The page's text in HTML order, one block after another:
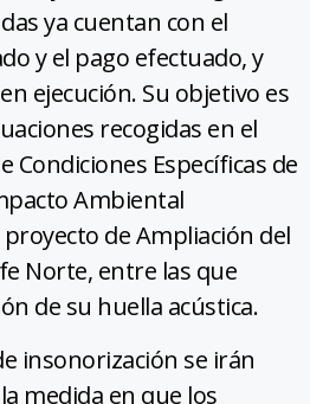
ya cuentan con el
y el pago efectuado, y
ejecución. Su objetivo es
recogidas en el
Condiciones Específicas de
Ambiental
de Ampliación del
Norte, entre las que
de su huella acústica.
insonorización se irán
medida en que los